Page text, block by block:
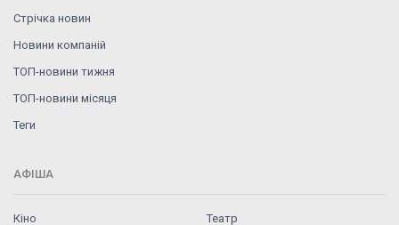
Стрічка новин
Новини компаній
ТОП-новини тижня
ТОП-новини місяця
Теги
АФІША
Кіно
Театр